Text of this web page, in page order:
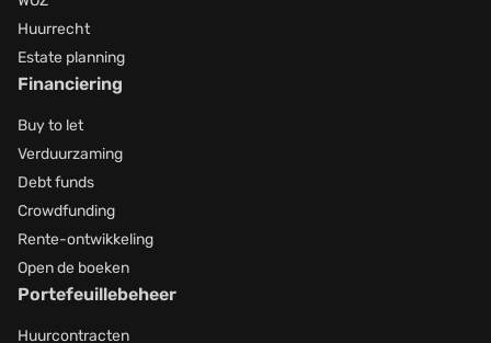
Huurrecht
Estate planning
Financiering
Buy to let
Verduurzaming
Debt funds
Crowdfunding
Rente-ontwikkeling
Open de boeken
Portefeuillebeheer
Huurcontracten